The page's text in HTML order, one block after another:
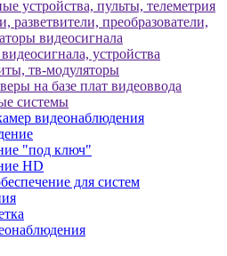
устройства, пульты, телеметрия
разветвители, преобразователи,
видеосигнала
устройства
тв-модуляторы
на базе плат видеоввода
системы
видеонаблюдения
"под ключ"
HD
для систем